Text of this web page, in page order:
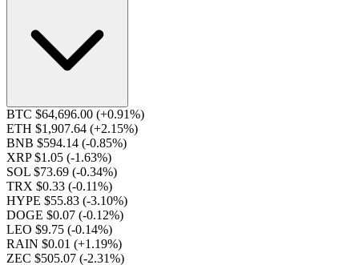
BTC $64,696.00 (+0.91%)
ETH $1,907.64 (+2.15%)
BNB $594.14 (-0.85%)
XRP $1.05 (-1.63%)
SOL $73.69 (-0.34%)
TRX $0.33 (-0.11%)
HYPE $55.83 (-3.10%)
DOGE $0.07 (-0.12%)
LEO $9.75 (-0.14%)
RAIN $0.01 (+1.19%)
ZEC $505.07 (-2.31%)